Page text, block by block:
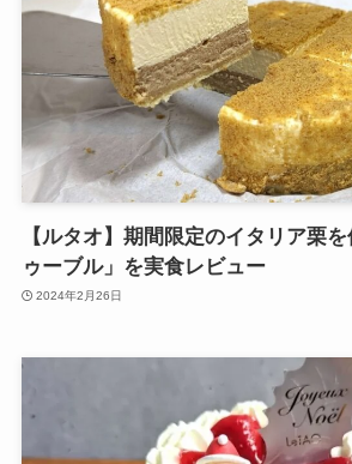
【ルタオ】期間限定のイタリア栗
ゥーブル」を実食レビュー
2024年2月26日